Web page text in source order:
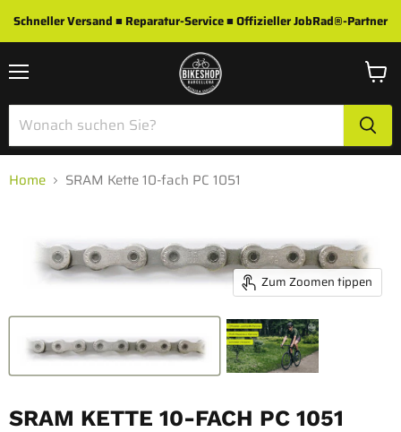
Schneller Versand ■ Reparatur-Service ■ Offizieller JobRad®-Partner
Home SRAM Kette 10-fach PC 1051
Zum Zoomen tippen
SRAM KETTE 10-FACH PC 1051